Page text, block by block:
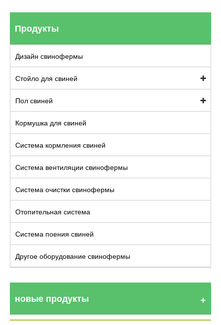
Продукты
Дизайн свинофермы
Стойло для свиней
Пол свиней
Кормушка для свиней
Система кормления свиней
Система вентиляции свинофермы
Система очистки свинофермы
Отопительная система
Система поения свиней
Другое оборудование свинофермы
новые продукты